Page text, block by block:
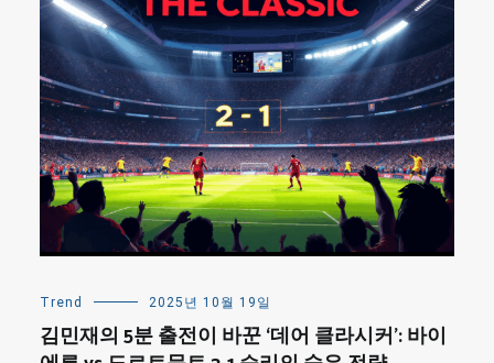
Trend 2025년 10월 19일
김민재의 5분 출전이 바꾼 ‘데어 클라시커’: 바이